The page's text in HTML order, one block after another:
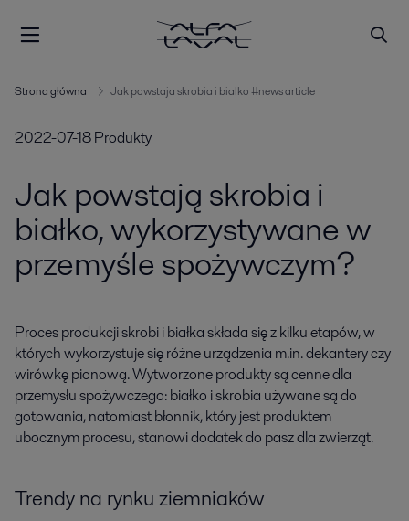
Strona główna Jak powstaja skrobia i bialko #news article
2022-07-18Produkty
Jak powstają skrobia i
białko, wykorzystywane w
przemyśle spożywczym?
Proces produkcji skrobi i białka składa się z kilku etapów, w
których wykorzystuje się różne urządzenia m.in. dekantery czy
wirówkę pionową. Wytworzone produkty są cenne dla
przemysłu spożywczego: białko i skrobia używane są do
gotowania, natomiast błonnik, który jest produktem
ubocznym procesu, stanowi dodatek do pasz dla zwierząt.
Trendy na rynku ziemniaków